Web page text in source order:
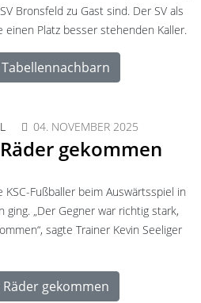
Bronsfeld zu Gast sind. Der SV als
Platz besser stehenden Kaller.
04. NOVEMBER 2025
gekommen
Fußballer beim Auswärtsspiel in
ging. „Der Gegner war richtig stark,
sagte Trainer Kevin Seeliger
gekommen